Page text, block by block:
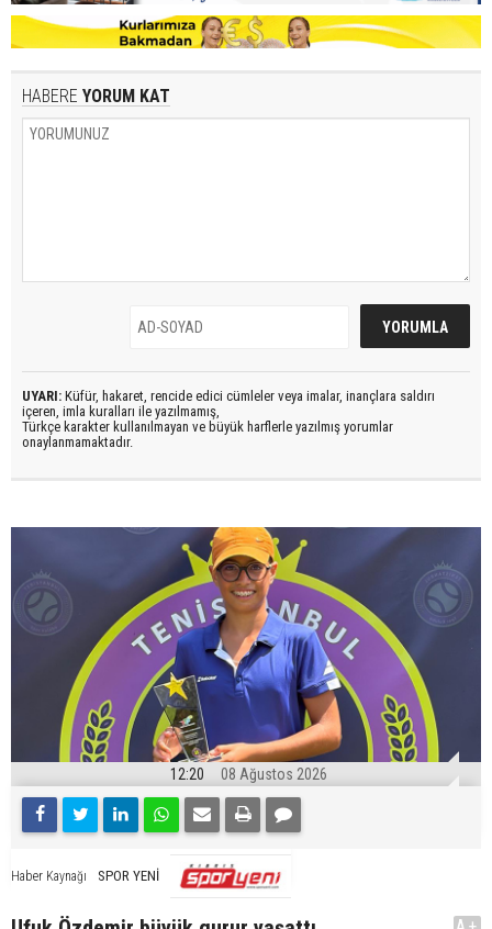
HABERE YORUM KAT
UYARI: Küfür, hakaret, rencide edici cümleler veya imalar, inançlara saldırı
içeren, imla kuralları ile yazılmamış,
Türkçe karakter kullanılmayan ve büyük harflerle yazılmış yorumlar
onaylanmamaktadır.
12:20 08 Ağustos 2026
Haber Kaynağı SPOR YENİ